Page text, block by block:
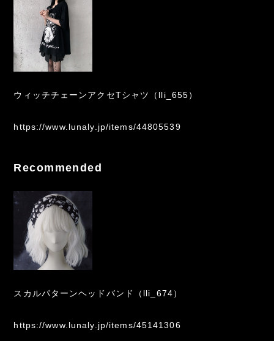
ウィッチチェーンアクセTシャツ（lli_655）
https://www.lunaly.jp/items/44805539
Recommended
スカルパターンヘッドバンド（lli_674）
https://www.lunaly.jp/items/45141306